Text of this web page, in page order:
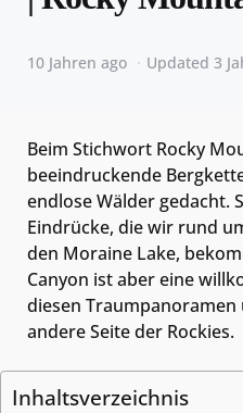
10 Jahren ago Updated 3
Beim Stichwort Rocky
beeindruckende
endlose Wälder gedacht.
Eindrücke, die wir rund
den Moraine Lake,
Canyon ist aber eine
diesen Traumpanoramen
andere Seite der Rockies.
Inhaltsverzeichnis